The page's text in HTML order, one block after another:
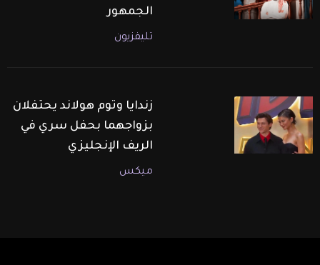
الجمهور
تليفزيون
زندايا وتوم هولاند يحتفلان
بزواجهما بحفل سري في
الريف الإنجليزي
ميكس